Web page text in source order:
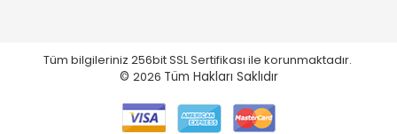
Tüm bilgileriniz 256bit SSL Sertifikası ile korunmaktadır.
© 2026 Tüm Hakları Saklıdır